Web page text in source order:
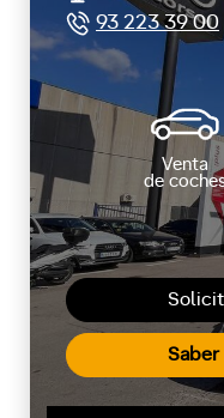
93 223 39 00
Venta
de